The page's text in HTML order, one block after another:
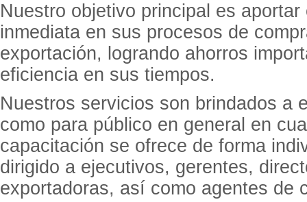
Nuestro objetivo principal es
inmediata en sus procesos de
exportación, logrando ahorros
eficiencia en sus tiempos.
Nuestros servicios son brindados a
como para público en general en
capacitación se ofrece de forma
dirigido a ejecutivos, gerentes,
exportadoras, así como agentes de